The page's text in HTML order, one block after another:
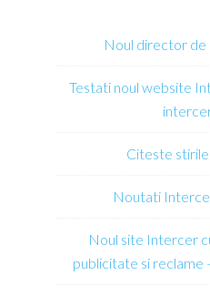
Noul director
Testati noul website
Citeste
Noutati
Noul site Intercer
publicitate si reclame